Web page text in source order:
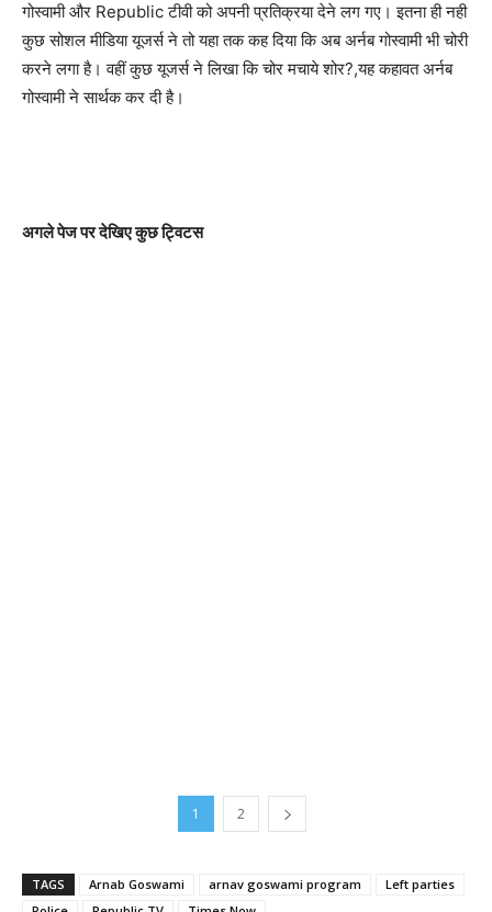
गोस्वामी और Republic टीवी को अपनी प्रतिक्रया देने लग गए। इतना ही नही
कुछ सोशल मीडिया यूजर्स ने तो यहा तक कह दिया कि अब अर्नब गोस्वामी भी चोरी
करने लगा है। वहीं कुछ यूजर्स ने लिखा कि चोर मचाये शोर?,यह कहावत अर्नब
गोस्वामी ने सार्थक कर दी है।
अगले पेज पर देखिए कुछ ट्विटस
1 2
TAGS Arnab Goswami arnav goswami program
Left parties